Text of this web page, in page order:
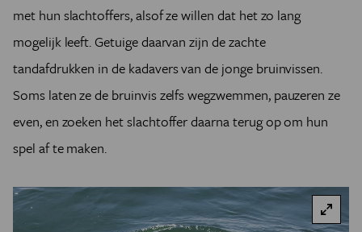
met hun slachtoffers, alsof ze willen dat het zo lang
mogelijk leeft. Getuige daarvan zijn de zachte
tandafdrukken in de kadavers van de jonge bruinvissen.
Soms laten ze de bruinvis zelfs wegzwemmen, pauzeren ze
even, en zoeken het slachtoffer daarna terug op om hun
spel af te maken.